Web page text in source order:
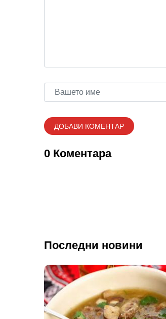
0 Коментара
Последни новини